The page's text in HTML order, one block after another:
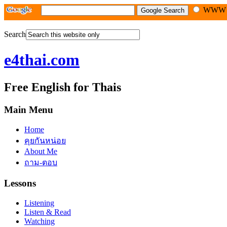
WWW
Search
e4thai.com
Free English for Thais
Main Menu
Home
คุยกันหน่อย
About Me
ถาม-ตอบ
Lessons
Listening
Listen & Read
Watching